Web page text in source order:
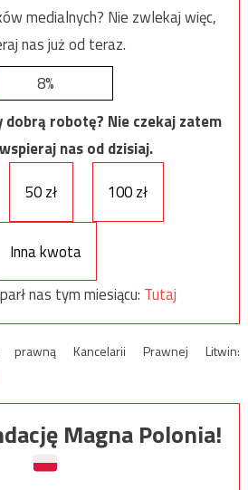
medialnych? Nie zwlekaj więc,
nas już od teraz.
8%
dobrą robotę? Nie czekaj zatem
nas od dzisiaj.
50 zł 100 zł
Inna kwota
nas tym miesiącu: Tutaj
prawną Kancelarii Prawnej Litwin:
Magna Polonia!